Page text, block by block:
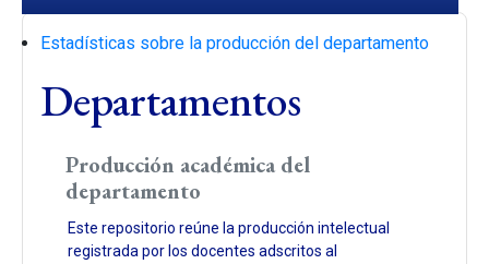
Estadísticas sobre la producción del departamento
Departamentos
Producción académica del
departamento
Este repositorio reúne la producción intelectual
registrada por los docentes adscritos al